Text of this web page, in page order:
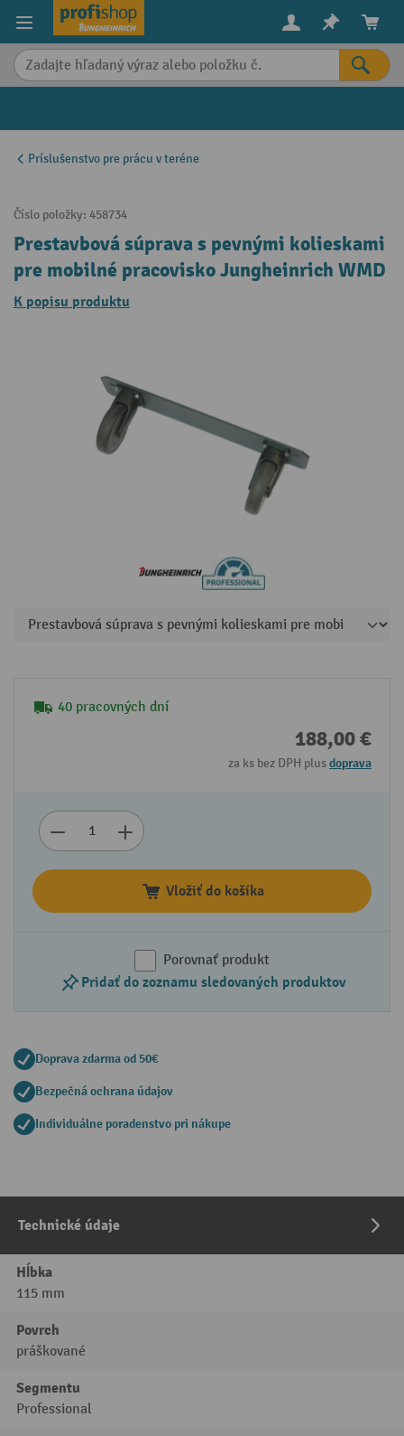
content
Príslušenstvo pre prácu v teréne
Číslo položky: 458734
Prestavbová súprava s pevnými kolieskami
pre mobilné pracovisko Jungheinrich WMD
K popisu produktu
40 pracovných dní
188,00 €
za ks bez DPH plusdoprava
Vložiť do košíka
Porovnať produkt
Pridať do zoznamu sledovaných produktov
Doprava zdarma od 50€
Bezpečná ochrana údajov
Individuálne poradenstvo pri nákupe
Technické údaje
Hĺbka
115 mm
Povrch
práškované
Segmentu
Professional